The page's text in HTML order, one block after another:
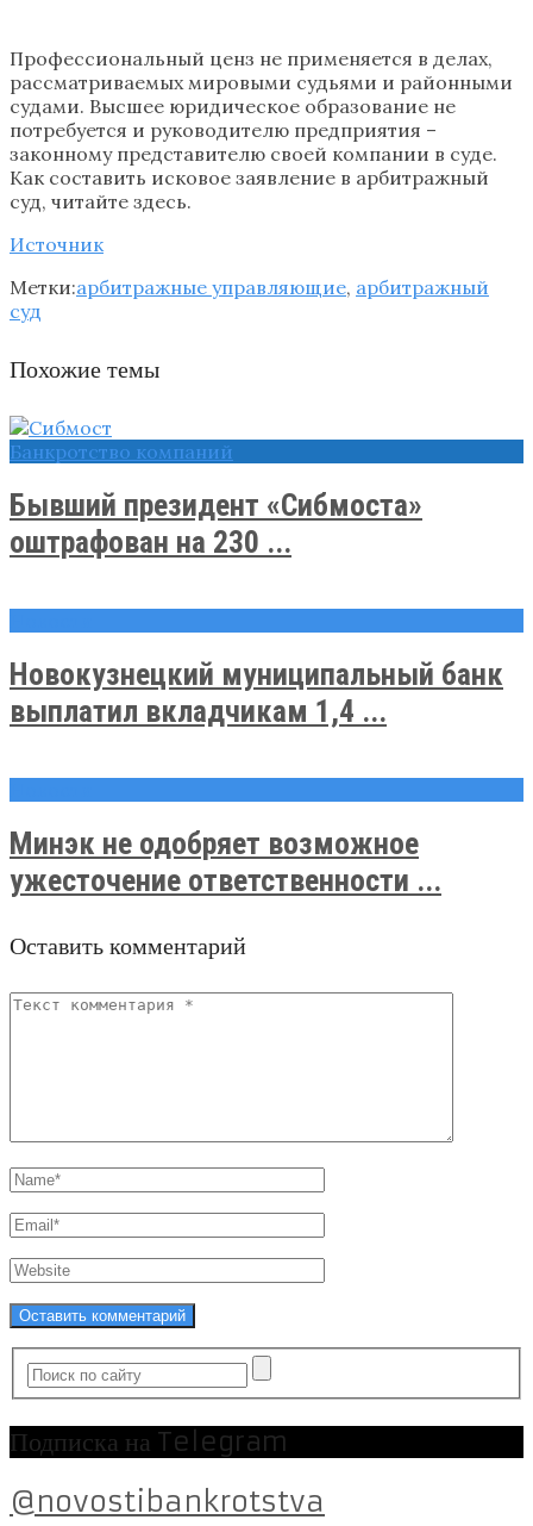
Профессиональный ценз не применяется в делах,
рассматриваемых мировыми судьями и районными
судами. Высшее юридическое образование не
потребуется и руководителю предприятия –
законному представителю своей компании в суде.
Как составить исковое заявление в арбитражный
суд, читайте здесь.
Источник
Метки:арбитражные управляющие, арбитражный
суд
Похожие темы
Банкротство компаний
Бывший президент «Сибмоста»
оштрафован на 230 ...
Новокузнецкий муниципальный банк
выплатил вкладчикам 1,4 ...
Минэк не одобряет возможное
ужесточение ответственности ...
Оставить комментарий
Подписка на Telegram
@novostibankrotstva